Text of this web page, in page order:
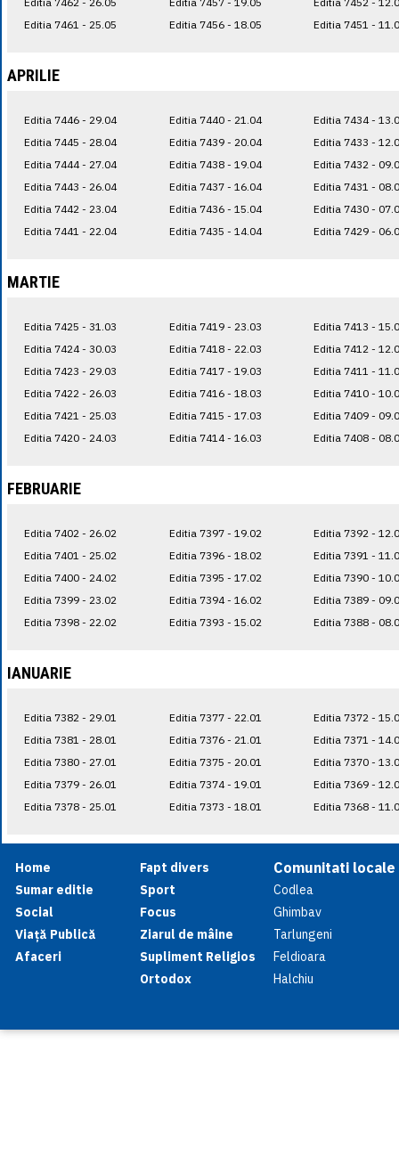
Editia 7461 - 25.05
Editia 7456 - 18.05
Editia 7451 -
APRILIE
Editia 7446 - 29.04
Editia 7445 - 28.04
Editia 7444 - 27.04
Editia 7443 - 26.04
Editia 7442 - 23.04
Editia 7441 - 22.04
Editia 7440 - 21.04
Editia 7439 - 20.04
Editia 7438 - 19.04
Editia 7437 - 16.04
Editia 7436 - 15.04
Editia 7435 - 14.04
Editia 7434 -
Editia 7433 -
Editia 7432 -
Editia 7431 -
Editia 7430 -
Editia 7429 -
MARTIE
Editia 7425 - 31.03
Editia 7424 - 30.03
Editia 7423 - 29.03
Editia 7422 - 26.03
Editia 7421 - 25.03
Editia 7420 - 24.03
Editia 7419 - 23.03
Editia 7418 - 22.03
Editia 7417 - 19.03
Editia 7416 - 18.03
Editia 7415 - 17.03
Editia 7414 - 16.03
Editia 7413 -
Editia 7412 -
Editia 7411 -
Editia 7410 -
Editia 7409 -
Editia 7408 -
FEBRUARIE
Editia 7402 - 26.02
Editia 7401 - 25.02
Editia 7400 - 24.02
Editia 7399 - 23.02
Editia 7398 - 22.02
Editia 7397 - 19.02
Editia 7396 - 18.02
Editia 7395 - 17.02
Editia 7394 - 16.02
Editia 7393 - 15.02
Editia 7392 -
Editia 7391 -
Editia 7390 -
Editia 7389 -
Editia 7388 -
IANUARIE
Editia 7382 - 29.01
Editia 7381 - 28.01
Editia 7380 - 27.01
Editia 7379 - 26.01
Editia 7378 - 25.01
Editia 7377 - 22.01
Editia 7376 - 21.01
Editia 7375 - 20.01
Editia 7374 - 19.01
Editia 7373 - 18.01
Editia 7372 -
Editia 7371 -
Editia 7370 -
Editia 7369 -
Editia 7368 -
Home
Sumar editie
Social
Viață Publică
Afaceri
Fapt divers
Sport
Focus
Ziarul de mâine
Supliment Religios
Ortodox
Comunitati locale
Codlea
Ghimbav
Tarlungeni
Feldioara
Halchiu